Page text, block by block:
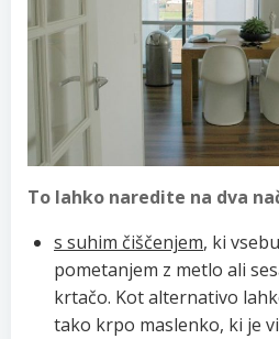
To lahko naredite na dva
s suhim čiščenjem, ki
pometanjem z metlo ali
krtačo. Kot alternativo
tako krpo maslenko, ki je